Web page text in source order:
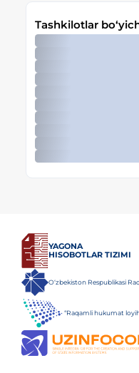
Tashkilotlar
YAGONA
HISOBOTLAR TIZIMI
O‘zbekiston Respublikasi
“Raqamli hukumat